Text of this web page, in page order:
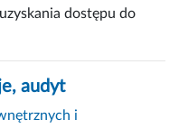
dostępu do
audyt
i